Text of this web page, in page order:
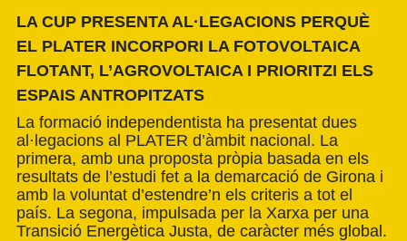
LA CUP PRESENTA AL·LEGACIONS PERQUÈ
EL PLATER INCORPORI LA FOTOVOLTAICA
FLOTANT, L’AGROVOLTAICA I PRIORITZI ELS
ESPAIS ANTROPITZATS
La formació independentista ha presentat dues
al·legacions al PLATER d’àmbit nacional. La
primera, amb una proposta pròpia basada en els
resultats de l’estudi fet a la demarcació de Girona i
amb la voluntat d’estendre’n els criteris a tot el
país. La segona, impulsada per la Xarxa per una
Transició Energètica Justa, de caràcter més global.